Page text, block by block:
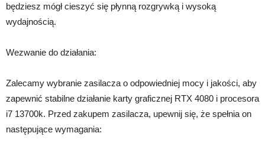
będziesz mógł cieszyć się płynną rozgrywką i wysoką
wydajnością.
Wezwanie do działania:
Zalecamy wybranie zasilacza o odpowiedniej mocy i jakości, aby
zapewnić stabilne działanie karty graficznej RTX 4080 i procesora
i7 13700k. Przed zakupem zasilacza, upewnij się, że spełnia on
następujące wymagania: